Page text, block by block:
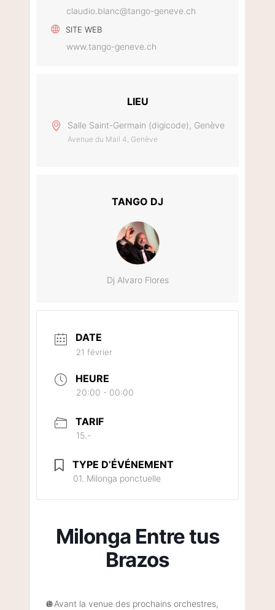
claudio.blanc@tango-geneve.ch
SITE WEB
www.tango-geneve.ch
LIEU
Salle Saint-Germain (digicode), Genève
Avenue du Mail 4, Genève
TANGO DJ
Dj Alvaro Flores
DATE
21 février
HEURE
20:00 - 00:00
TARIF
15.-
TYPE D’ÉVÉNEMENT
01. Milonga ponctuelle
Milonga Entre tus
Brazos
🪩Avant la venue des prochains orchestres,